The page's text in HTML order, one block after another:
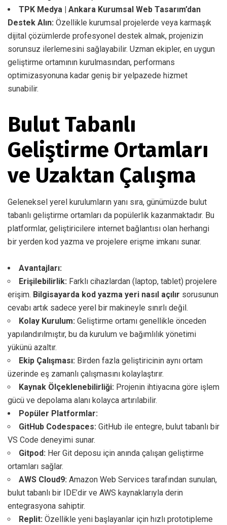
TPK Medya | Ankara Kurumsal Web Tasarım’dan
Destek Alın: Özellikle kurumsal projelerde veya karmaşık
dijital çözümlerde profesyonel destek almak, projenizin
sorunsuz ilerlemesini sağlayabilir. Uzman ekipler, en uygun
geliştirme ortamının kurulmasından, performans
optimizasyonuna kadar geniş bir yelpazede hizmet
sunabilir.
Bulut Tabanlı
Geliştirme Ortamları
ve Uzaktan Çalışma
Geleneksel yerel kurulumların yanı sıra, günümüzde bulut
tabanlı geliştirme ortamları da popülerlik kazanmaktadır. Bu
platformlar, geliştiricilere internet bağlantısı olan herhangi
bir yerden kod yazma ve projelere erişme imkanı sunar.
Avantajları:
Erişilebilirlik: Farklı cihazlardan (laptop, tablet) projelere
erişim. Bilgisayarda kod yazma yeri nasıl açılır sorusunun
cevabı artık sadece yerel bir makineyle sınırlı değil.
Kolay Kurulum: Geliştirme ortamı genellikle önceden
yapılandırılmıştır, bu da kurulum ve bağımlılık yönetimi
yükünü azaltır.
Ekip Çalışması: Birden fazla geliştiricinin aynı ortam
üzerinde eş zamanlı çalışmasını kolaylaştırır.
Kaynak Ölçeklenebilirliği: Projenin ihtiyacına göre işlem
gücü ve depolama alanı kolayca artırılabilir.
Popüler Platformlar:
GitHub Codespaces: GitHub ile entegre, bulut tabanlı bir
VS Code deneyimi sunar.
Gitpod: Her Git deposu için anında çalışan geliştirme
ortamları sağlar.
AWS Cloud9: Amazon Web Services tarafından sunulan,
bulut tabanlı bir IDE’dir ve AWS kaynaklarıyla derin
entegrasyona sahiptir.
Replit: Özellikle yeni başlayanlar için hızlı prototipleme